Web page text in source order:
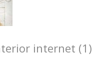
internet (1)